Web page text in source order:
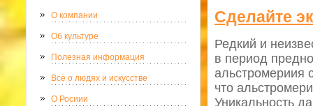
О компании
Об культуре
Полезная информация
Всё о людях и искусстве
О Росиии
Сделайте
Редкий и
в период
альстромериия
что
Уникальность